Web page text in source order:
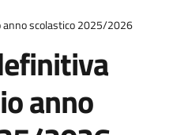
anno scolastico 2025/2026
anno